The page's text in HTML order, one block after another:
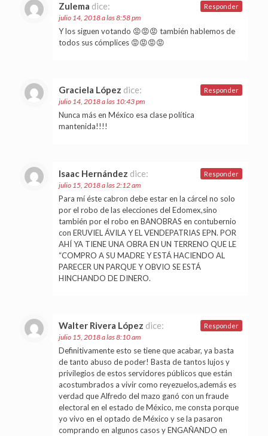
Zulema dice:
julio 14, 2018 a las 8:58 pm
Y los siguen votando 😡😡😡 también hablemos de
todos sus cómplices 😡😡😡😡
Responder
Graciela López dice:
julio 14, 2018 a las 10:43 pm
Nunca más en México esa clase política
mantenida!!!!
Responder
Isaac Hernández dice:
julio 15, 2018 a las 2:12 am
Para mí éste cabron debe estar en la cárcel no solo
por el robo de las elecciones del Edomex,sino
también por el robo en BANOBRAS en contubernio
con ERUVIEL ÁVILA Y EL VENDEPATRIAS EPN. POR
AHÍ YA TIENE UNA OBRA EN UN TERRENO QUE LE
“COMPRO A SU MADRE Y ESTÁ HACIENDO AL
PARECER UN PARQUE Y OBVIO SE ESTÁ
HINCHANDO DE DINERO.
Responder
Walter Rivera López dice:
julio 15, 2018 a las 8:10 am
Definitivamente esto se tiene que acabar, ya basta
de tanto abuso de poder! Basta de tantos lujos y
privilegios de estos servidores públicos que están
acostumbrados a vivir como reyezuelos,además es
verdad que Alfredo del mazo ganó con un fraude
electoral en el estado de México, me consta porque
yo vivo en el optado de México y se la pasaron
comprando en algunos casos y ENGAÑANDO en
Responder